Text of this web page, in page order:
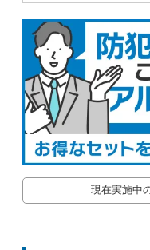
現在実施中